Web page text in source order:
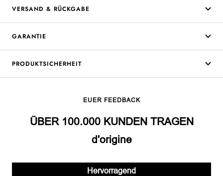
VERSAND & RÜCKGABE
GARANTIE
PRODUKTSICHERHEIT
EUER FEEDBACK
ÜBER 100.000 KUNDEN TRAGEN
d'origine
Hervorragend